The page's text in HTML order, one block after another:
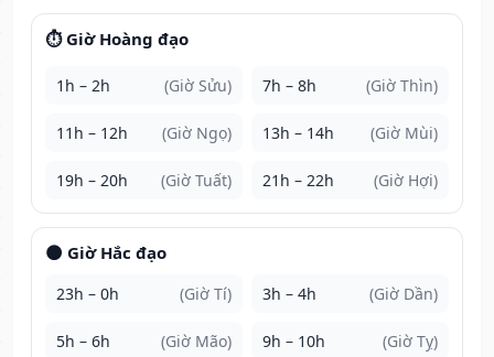
⏱️ Giờ Hoàng đạo
1h – 2h (Giờ Sửu) 7h – 8h (Giờ Thìn)
11h – 12h (Giờ Ngọ) 13h – 14h (Giờ Mùi)
19h – 20h (Giờ Tuất) 21h – 22h (Giờ Hợi)
🌑 Giờ Hắc đạo
23h – 0h (Giờ Tí) 3h – 4h (Giờ Dần)
5h – 6h (Giờ Mão) 9h – 10h (Giờ Tỵ)